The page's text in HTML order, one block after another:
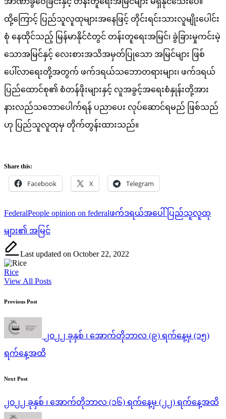
ထို့ကြောင့် ပြည်သူလူထုများအနေဖြင့် တိုင်းရင်းသားလူမျိုးပေါင်း
စုံ နေထိုင်သည့် မြန်မာနိုင်ငံတွင် တန်းတူရေးအမြင်၊ ခွဲခြားမှုကင်းမဲ့
သောအမြင်နှင့် လေးစားအသိအမှတ်ပြုသော အမြင်များ ဖြစ်
ပေါ်လာရေးတို့အတွက် ဖက်ဒရယ်သဘောတရားများ၊ ဖက်ဒရယ်
ပြည်ထောင်စု၏ စံတန်ဖိုးများနှင့် လူအခွင့်အရေးစံနှုန်းတို့အား
နားလည်သဘောပေါက်ရန် ပညာပေး လုပ်ဆောင်ရမည် ဖြစ်သည်
ဟု ပြည်သူလူထုမှ တိုက်တွန်းထားသည်။
Share this:
Facebook X Telegram
Tags:
FederalPeople opinion on federalဖက်ဒရယ်အပေါ် ပြည်သူလူထု
များ၏ အမြင်
Last updated on October 22, 2022
Rice
View All Posts
Post
navigation
Previous Post
၂၀၂၂ ခုနှစ် ၊ အောက်တိုဘာလ (၉) ရက်နေ့မှ (၁၅)
ရက်‌နေ့အထိ
Next Post
၂၀၂၂ ခုနှစ် ၊ အောက်တိုဘာလ (၁၆) ရက်နေ့မှ (၂၂) ရက်‌နေ့အထိ